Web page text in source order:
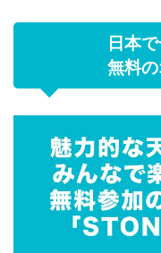
日本
無料